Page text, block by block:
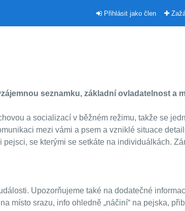
Přihlásit jako člen
seznamku, základní ovladatelnost a
a socializací v běžném režimu, takže se
mezi vámi a psem a vzniklé situace
se kterými se setkáte na individuálkách.
Upozorňujeme také na dodatečné
místo srazu, info ohledně „náčiní“ na pejska,